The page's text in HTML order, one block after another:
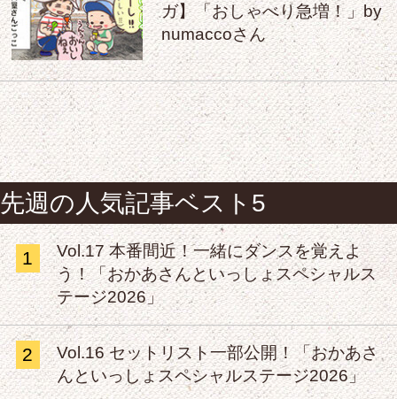
ガ】「おしゃべり急増！」by
numaccoさん
先週の人気記事ベスト5
1
Vol.17 本番間近！一緒にダンスを覚えよ
う！「おかあさんといっしょスペシャルス
テージ2026」
2
Vol.16 セットリスト一部公開！「おかあさ
んといっしょスペシャルステージ2026」